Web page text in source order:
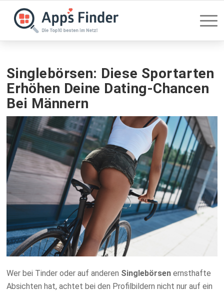
Singlebörsen: Diese Sportarten
Erhöhen Deine Dating-Chancen
Bei Männern
Wer bei Tinder oder auf anderen Singlebörsen ernsthafte
Absichten hat, achtet bei den Profilbildern nicht nur auf ein